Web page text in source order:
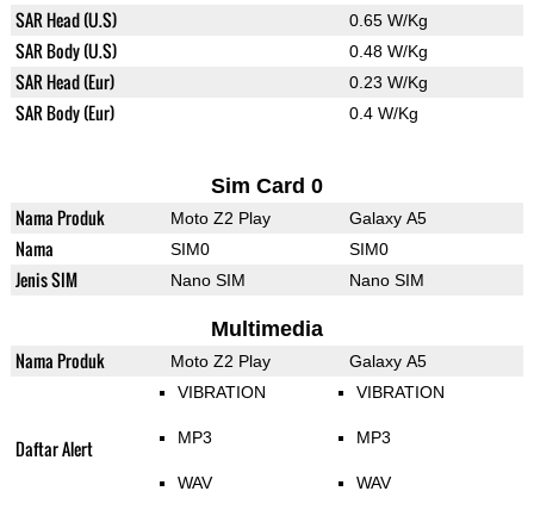
SAR Head (U.S) 0.65 W/Kg
SAR Body (U.S) 0.48 W/Kg
SAR Head (Eur) 0.23 W/Kg
SAR Body (Eur) 0.4 W/Kg
Sim Card 0
Nama Produk Moto Z2 Play Galaxy A5
Nama SIM0 SIM0
Jenis SIM Nano SIM Nano SIM
Multimedia
Nama Produk Moto Z2 Play Galaxy A5
Daftar Alert
VIBRATION
MP3
WAV
VIBRATION
MP3
WAV